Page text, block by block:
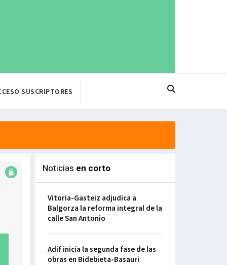
SUSCRIPTORES
Noticias en corto
Vitoria-Gasteiz adjudica a
Balgorza la reforma integral de la
calle San Antonio
Adif inicia la segunda fase de las
obras en Bidebieta-Basauri